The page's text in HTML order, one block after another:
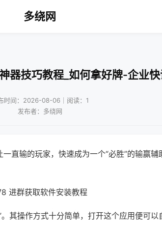
多绕网
器技巧教程_如何拿好牌-企业
时间：2026-08-06｜阅读：1
发布者：多绕网
直输的玩家，快速成为一个“必胜”的输赢辅
进群获取软件安装教程
其操作方式十分简单，打开这个应用便可以